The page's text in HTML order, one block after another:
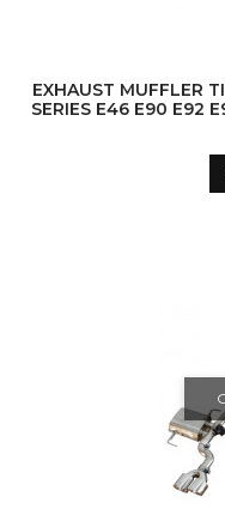
EXHAUST MUFFLER
SERIES E46 E90 E92
5 SERIES